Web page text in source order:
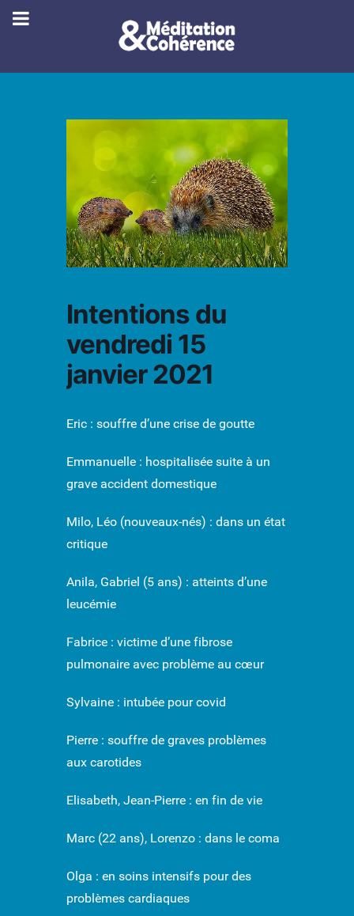
Intentions du
vendredi 15
janvier 2021
Eric : souffre d’une crise de goutte
Emmanuelle : hospitalisée suite à un
grave accident domestique
Milo, Léo (nouveaux-nés) : dans un état
critique
Anila, Gabriel (5 ans) : atteints d’une
leucémie
Fabrice : victime d’une fibrose
pulmonaire avec problème au cœur
Sylvaine : intubée pour covid
Pierre : souffre de graves problèmes
aux carotides
Elisabeth, Jean-Pierre : en fin de vie
Marc (22 ans), Lorenzo : dans le coma
Olga : en soins intensifs pour des
problèmes cardiaques